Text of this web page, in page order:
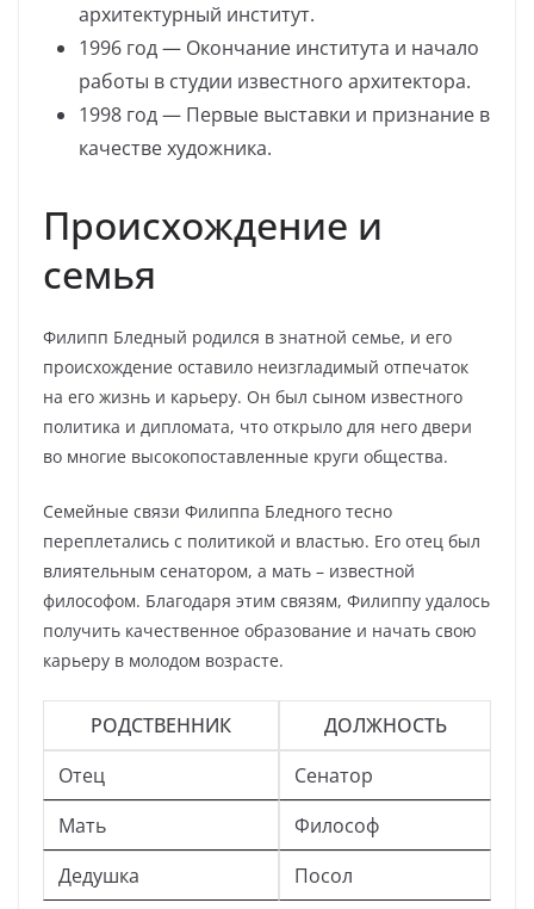
архитектурный институт.
1996 год — Окончание института и начало
работы в студии известного архитектора.
1998 год — Первые выставки и признание в
качестве художника.
Происхождение и
семья
Филипп Бледный родился в знатной семье, и его
происхождение оставило неизгладимый отпечаток
на его жизнь и карьеру. Он был сыном известного
политика и дипломата, что открыло для него двери
во многие высокопоставленные круги общества.
Семейные связи Филиппа Бледного тесно
переплетались с политикой и властью. Его отец был
влиятельным сенатором, а мать – известной
философом. Благодаря этим связям, Филиппу удалось
получить качественное образование и начать свою
карьеру в молодом возрасте.
РОДСТВЕННИК
ДОЛЖНОСТЬ
Отец
Сенатор
Мать
Философ
Дедушка
Посол